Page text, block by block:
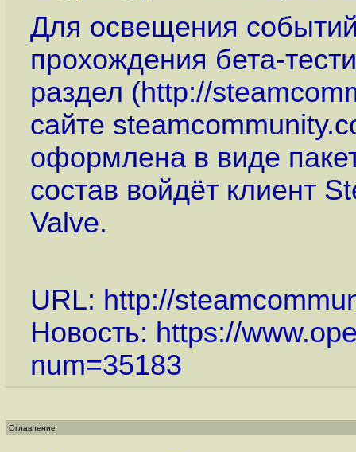
Для освещения
прохождения бета-
раздел (http://
сайте
оформлена в виде
состав войдёт клиент
Valve.
URL: http://
Новость: https://
num=35183
Оглавление